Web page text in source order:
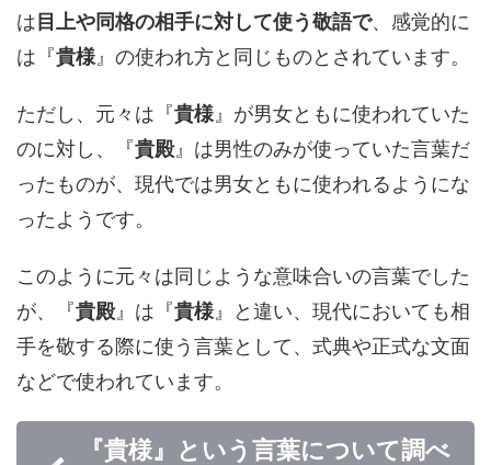
は 目上や同格の相手に対して使う敬語で、感覚的に
は『貴様 』の使われ方と同じものとされています。
ただし、元々は『貴様 』が男女ともに使われていた
のに対し、『貴殿』は男性のみが使っていた言葉だ
ったものが、現代では男女ともに使われるようにな
ったようです。
このように元々は同じような意味合いの言葉でした
が、『貴殿』は『貴様 』と違い、現代においても相
手を敬する際に使う言葉として、式典や正式な文面
などで使われています。
『貴様』という言葉について調べ